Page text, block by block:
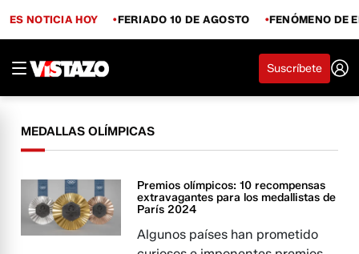
ES NOTICIA HOY FERIADO 10 DE AGOSTO FENÓMENO DE
Suscríbete
MEDALLAS OLÍMPICAS
Premios olímpicos: 10 recompensas
extravagantes para los medallistas de
París 2024
Algunos países han prometido